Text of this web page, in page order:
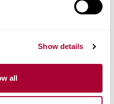
Show details
all